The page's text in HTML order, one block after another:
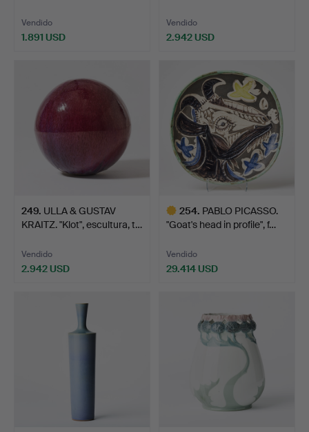
Vendido
1.891 USD
Vendido
2.942 USD
seleccionado
249. ULLA & GUSTAV
KRAITZ. "Klot", escultura, t…
Vendido
2.942 USD
254. PABLO PICASSO.
"Goat's head in profile", f…
Vendido
29.414 USD